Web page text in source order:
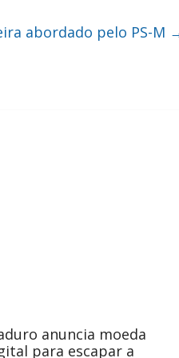
abordado pelo PS-M
anuncia moeda
para escapar a